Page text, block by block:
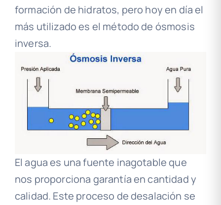
formación de hidratos, pero hoy en día el
más utilizado es el método de ósmosis
inversa.
El agua es una fuente inagotable que
nos proporciona garantía en cantidad y
calidad. Este proceso de desalación se